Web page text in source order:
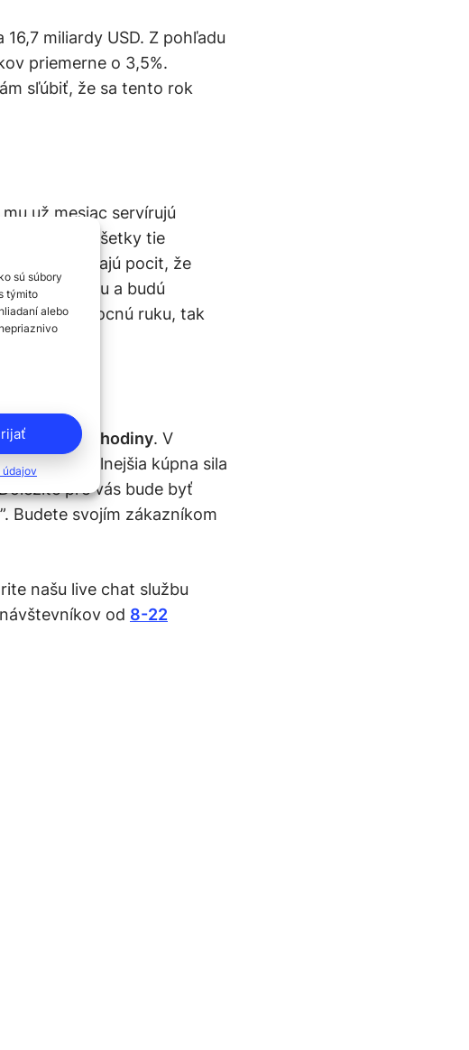
sú súbory
týmito
alebo
údajov
miliardy USD. Z pohľadu
priemerne o 3,5%.
sľúbiť, že sa tento rok
už mesiac servírujú
deň sú “všetky tie
môžu a majú pocit, že
do nákupu a budú
pomocnú ruku, tak
8. a 20. hodiny. V
Najsilnejšia kúpna sila
pre vás bude byť
Budete svojím zákazníkom
našu live chat službu
od 8-22